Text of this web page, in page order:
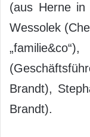
(aus Herne in
Wessolek
Brandt),
Brandt).